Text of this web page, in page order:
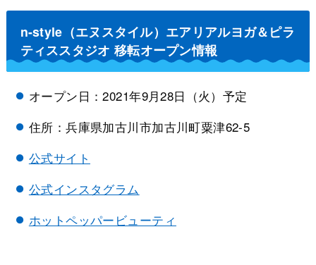
n-style（エヌスタイル）エアリアルヨガ＆ピラ
ティススタジオ 移転オープン情報
オープン日：2021年9月28日（火）予定
住所：兵庫県加古川市加古川町粟津62-5
公式サイト
公式インスタグラム
ホットペッパービューティ